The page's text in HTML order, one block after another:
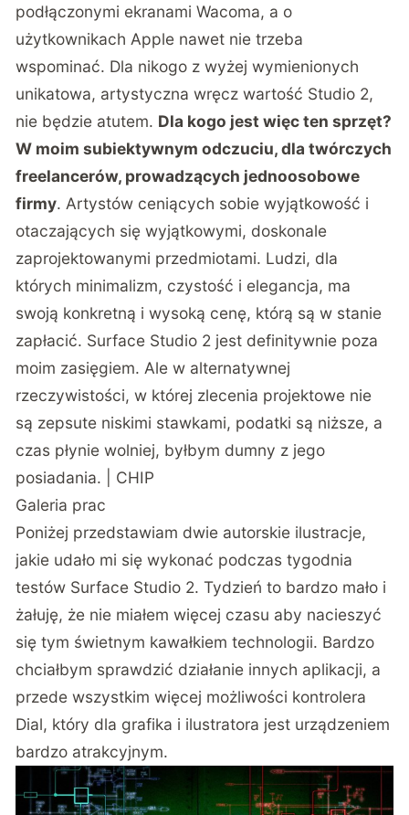
podłączonymi ekranami Wacoma, a o
użytkownikach Apple nawet nie trzeba
wspominać. Dla nikogo z wyżej wymienionych
unikatowa, artystyczna wręcz wartość Studio 2,
nie będzie atutem. Dla kogo jest więc ten sprzęt?
W moim subiektywnym odczuciu, dla twórczych
freelancerów, prowadzących jednoosobowe
firmy. Artystów ceniących sobie wyjątkowość i
otaczających się wyjątkowymi, doskonale
zaprojektowanymi przedmiotami. Ludzi, dla
których minimalizm, czystość i elegancja, ma
swoją konkretną i wysoką cenę, którą są w stanie
zapłacić. Surface Studio 2 jest definitywnie poza
moim zasięgiem. Ale w alternatywnej
rzeczywistości, w której zlecenia projektowe nie
są zepsute niskimi stawkami, podatki są niższe, a
czas płynie wolniej, byłbym dumny z jego
posiadania. | CHIP
Galeria prac
Poniżej przedstawiam dwie autorskie ilustracje,
jakie udało mi się wykonać podczas tygodnia
testów Surface Studio 2. Tydzień to bardzo mało i
żałuję, że nie miałem więcej czasu aby nacieszyć
się tym świetnym kawałkiem technologii. Bardzo
chciałbym sprawdzić działanie innych aplikacji, a
przede wszystkim więcej możliwości kontrolera
Dial, który dla grafika i ilustratora jest urządzeniem
bardzo atrakcyjnym.